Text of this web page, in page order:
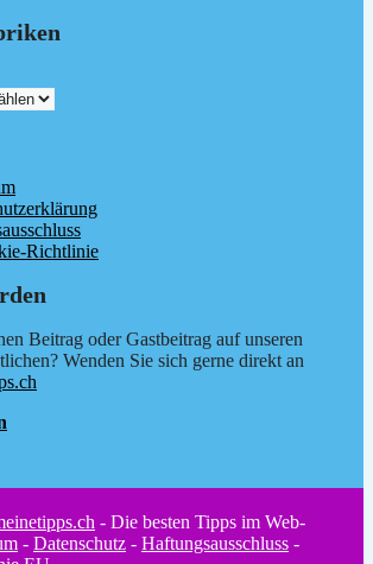
Richtlinie
Beitrag oder Gastbeitrag auf unseren
Wenden Sie sich gerne direkt an
- Die besten Tipps im Web-
- Datenschutz - Haftungsausschluss -